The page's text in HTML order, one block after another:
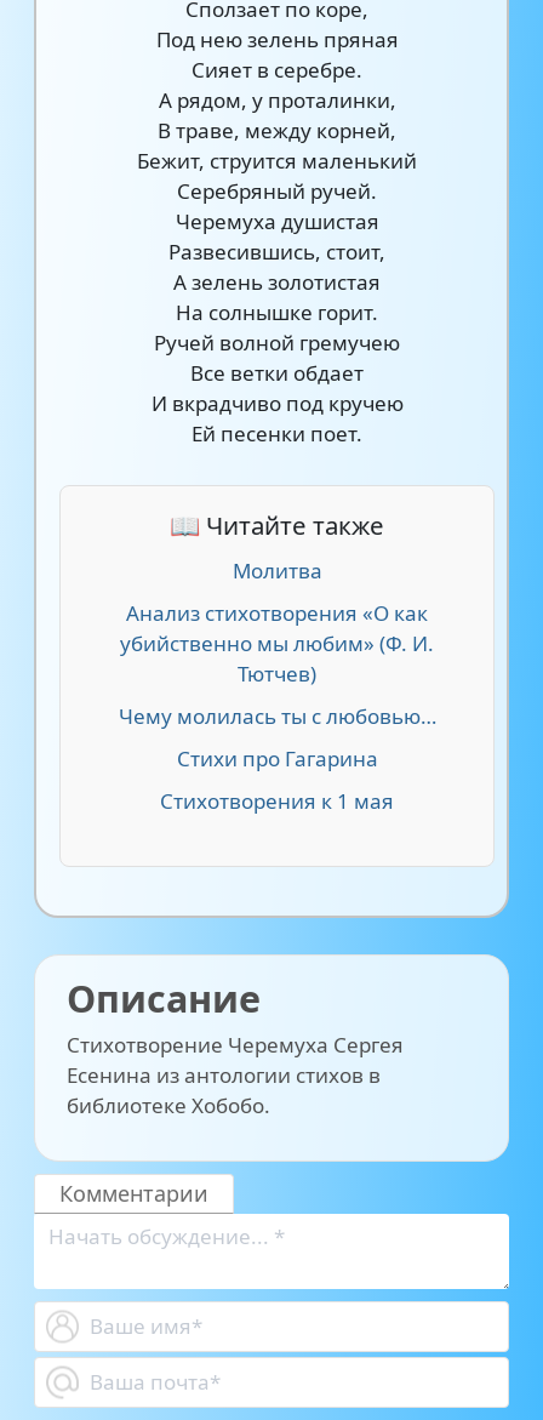
Сползает по коре,
Под нею зелень пряная
Сияет в серебре.
А рядом, у проталинки,
В траве, между корней,
Бежит, струится маленький
Серебряный ручей.
Черемуха душистая
Развесившись, стоит,
А зелень золотистая
На солнышке горит.
Ручей волной гремучею
Все ветки обдает
И вкрадчиво под кручею
Ей песенки поет.
📖 Читайте также
Молитва
Анализ стихотворения «О как
убийственно мы любим» (Ф. И.
Тютчев)
Чему молилась ты с любовью…
Стихи про Гагарина
Стихотворения к 1 мая
Описание
Стихотворение Черемуха Сергея
Есенина из антологии стихов в
библиотеке Хобобо.
Комментарии